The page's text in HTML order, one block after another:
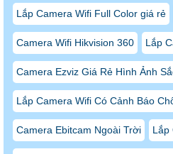
Lắp Camera Wifi Full Color giá rẻ
Camera Wifi Hikvision 360 Lắp
Camera Ezviz Giá Rẻ Hình Ảnh
Lắp Camera Wifi Có Cảnh Báo
Camera Ebitcam Ngoài Trời Lắp